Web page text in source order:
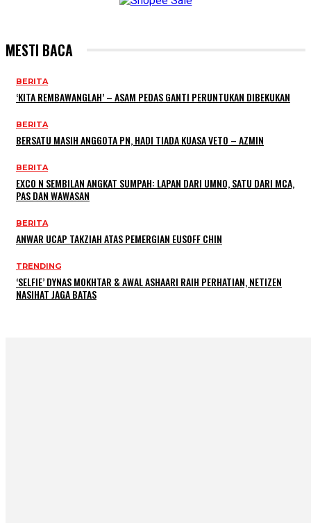
MESTI BACA
BERITA
‘KITA REMBAWANGLAH’ – ASAM PEDAS GANTI PERUNTUKAN DIBEKUKAN
BERITA
BERSATU MASIH ANGGOTA PN, HADI TIADA KUASA VETO – AZMIN
BERITA
EXCO N SEMBILAN ANGKAT SUMPAH: LAPAN DARI UMNO, SATU DARI MCA,
PAS DAN WAWASAN
BERITA
ANWAR UCAP TAKZIAH ATAS PEMERGIAN EUSOFF CHIN
TRENDING
‘SELFIE’ DYNAS MOKHTAR & AWAL ASHAARI RAIH PERHATIAN, NETIZEN
NASIHAT JAGA BATAS